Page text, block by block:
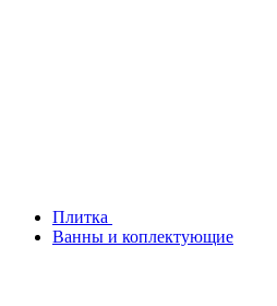
Плитка
Ванны и коплектующие